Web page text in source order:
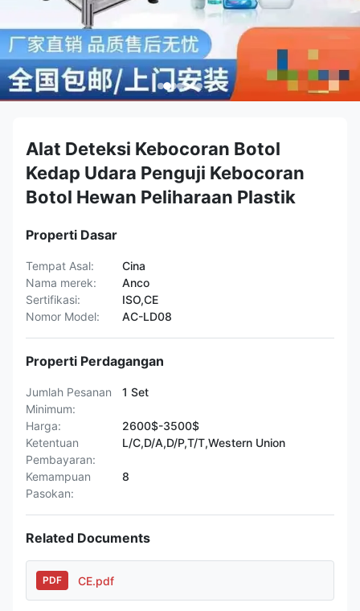
Alat Deteksi Kebocoran Botol
Kedap Udara Penguji Kebocoran
Botol Hewan Peliharaan Plastik
Properti Dasar
Tempat Asal:
Cina
Nama merek:
Anco
Sertifikasi:
ISO,CE
Nomor Model:
AC-LD08
Properti Perdagangan
Jumlah Pesanan
Minimum:
1 Set
Harga:
2600$-3500$
Ketentuan
Pembayaran:
L/C,D/A,D/P,T/T,Western Union
Kemampuan
Pasokan:
8
Related Documents
PDF CE.pdf